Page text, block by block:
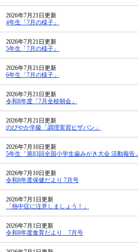
2026年7月21日更新
4年生「7月の様子」
2026年7月21日更新
5年生「7月の様子」
2026年7月21日更新
6年生「7月の様子」
2026年7月21日更新
令和8年度「7月全校朝会」
2026年7月21日更新
のびやか学級「調理実習ピザパン」
2026年7月10日更新
5年生「第83回全国小学生歯みがき大会 活動報告」
2026年7月10日更新
令和8年度保健だより 7月号
2026年7月1日更新
「熱中症に注意しましょう！」
2026年7月1日更新
令和8年度食育だより 7月号